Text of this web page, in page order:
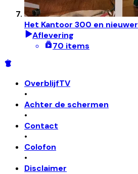
Het Kantoor 300 en nieuwer
Aflevering
70 items
OverblijfTV
•
Achter de schermen
•
Contact
•
Colofon
•
Disclaimer